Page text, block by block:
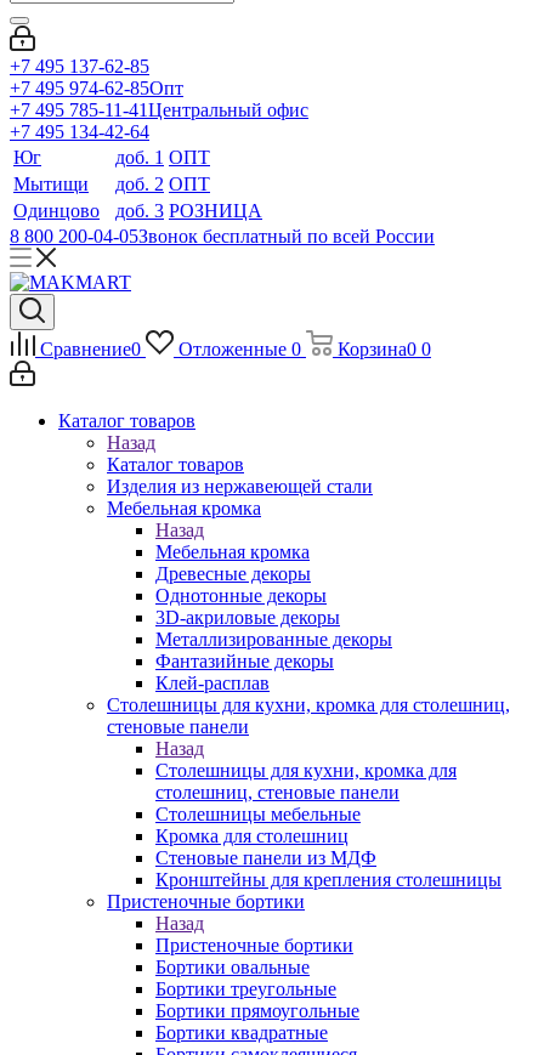
+7 495 137-62-85
+7 495 974-62-85Опт
+7 495 785-11-41Центральный офис
+7 495 134-42-64
Юг
доб. 1 ОПТ
Мытищи
доб. 2 ОПТ
Одинцово
доб. 3 РОЗНИЦА
8 800 200-04-05Звонок бесплатный по всей России
Сравнение0 Отложенные 0 Корзина0 0
Каталог товаров
Назад
Каталог товаров
Изделия из нержавеющей стали
Мебельная кромка
Назад
Мебельная кромка
Древесные декоры
Однотонные декоры
3D-акриловые декоры
Металлизированные декоры
Фантазийные декоры
Клей-расплав
Столешницы для кухни, кромка для столешниц,
стеновые панели
Назад
Столешницы для кухни, кромка для
столешниц, стеновые панели
Столешницы мебельные
Кромка для столешниц
Стеновые панели из МДФ
Кронштейны для крепления столешницы
Пристеночные бортики
Назад
Пристеночные бортики
Бортики овальные
Бортики треугольные
Бортики прямоугольные
Бортики квадратные